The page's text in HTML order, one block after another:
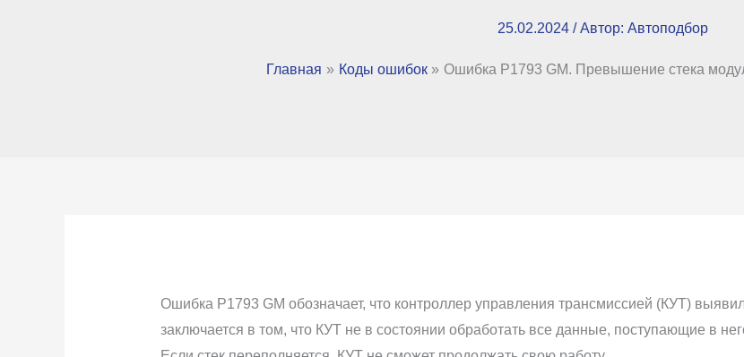
25.02.2024 / Автор: Автоподбор
Главная Коды ошибок Ошибка P1793 GM. Превышение стека
Ошибка P1793 GM обозначает, что контроллер управления трансмиссией (КУТ)
заключается в том, что КУТ не в состоянии обработать все данные, поступающие в